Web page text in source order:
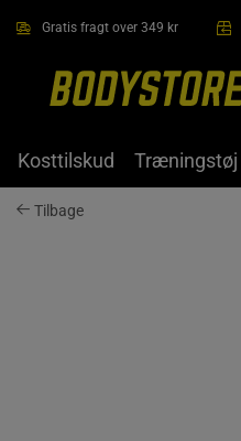
Gratis fragt over 349 kr
Kosttilskud Træningstøj
Tilbage